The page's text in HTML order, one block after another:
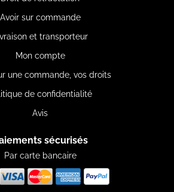
Avoir sur commande
et transporteur
Mon compte
une commande, vos droits
de confidentialité
Avis
sécurisés
Par carte bancaire